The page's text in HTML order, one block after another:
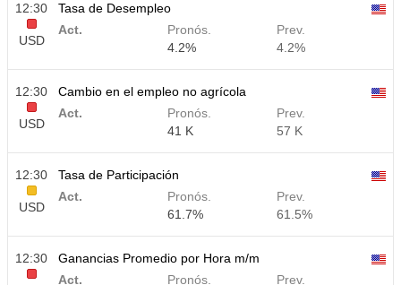
12:30
USD
Tasa de Desempleo
Act.
Pronós.
4.2%
Prev.
4.2%
12:30
USD
Cambio en el empleo no agrícola
Act.
Pronós.
41 K
Prev.
57 K
12:30
USD
Tasa de Participación
Act.
Pronós.
61.7%
Prev.
61.5%
12:30
Ganancias Promedio por Hora m/m
Act.
Pronós. Prev.